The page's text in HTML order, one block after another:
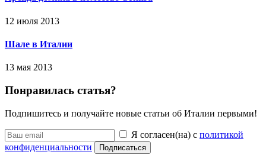
12 июля 2013
Шале в Италии
13 мая 2013
Понравилась статья?
Подпишитесь и получайте новые статьи об Италии первыми!
Я согласен(на) с политикой
конфиденциальности
Подписаться